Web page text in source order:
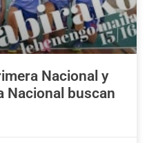
Nacional y
Nacional buscan